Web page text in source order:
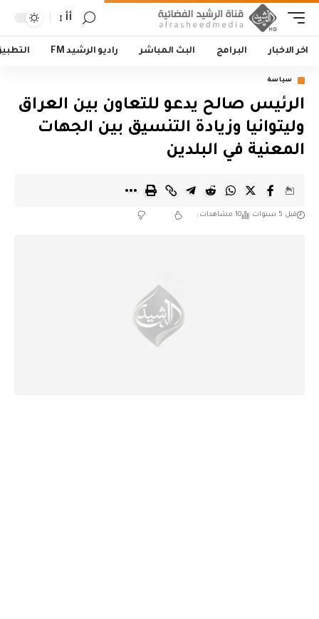
أأ
اخر الاخبار البرامج البث المباشر راديو الرشيد FM
سياسة
الرئيس صالح يدعو للتعاون بين العراق
وليتوانيا وزيادة التنسيق بين الجهات
المعنية في البلدين
قبل 5 سنوات 10 مشاهدات